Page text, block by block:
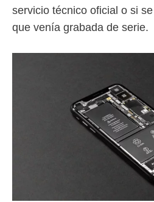
servicio técnico oficial o si
que venía grabada de serie.